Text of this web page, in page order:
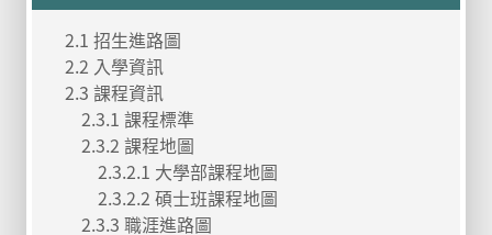
2.1 招生進路圖
2.2 入學資訊
2.3 課程資訊
2.3.1 課程標準
2.3.2 課程地圖
2.3.2.1 大學部課程地圖
2.3.2.2 碩士班課程地圖
2.3.3 職涯進路圖